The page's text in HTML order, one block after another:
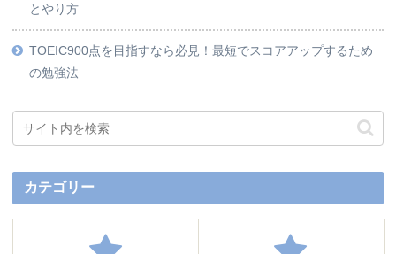
とやり方
TOEIC900点を目指すなら必見！最短でスコアアップするため
の勉強法
カテゴリー